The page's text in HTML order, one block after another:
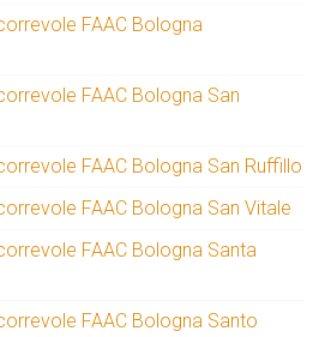
FAAC Bologna
FAAC Bologna San
FAAC Bologna San Ruffillo
FAAC Bologna San Vitale
FAAC Bologna Santa
FAAC Bologna Santo